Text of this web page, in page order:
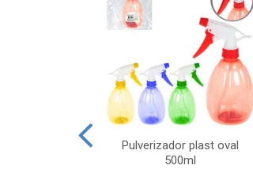
Pulverizador plast oval
500ml